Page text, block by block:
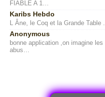
FIABLE A 1…
Karibs Hebdo
L Âne, le Coq et la Grande
Anonymous
bonne application ,on imagine
abus…